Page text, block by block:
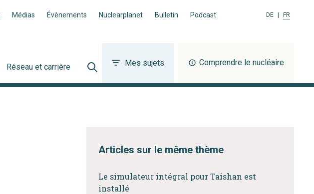
Médias Évènements Nuclearplanet Bulletin Podcast DE FR
Réseau et carrière Mes sujets Comprendre le nucléaire
Articles sur le même thème
Le simulateur intégral pour Taishan est
installé